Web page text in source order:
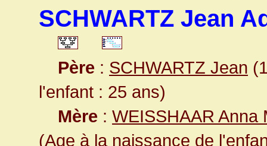
SCHWARTZ Jean
Père : SCHWARTZ Jean
l'enfant : 25 ans)
Mère : WEISSHAAR Anna
(Age à la naissance de